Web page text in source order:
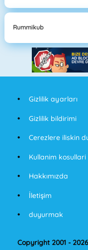
Rummikub
Gizlilik ayarları
Gizlilik bildirimi
Cerezlere iliskin
Kullanim kosullari
Hakkımızda
İletişim
duyurmak
Copyright 2001 -